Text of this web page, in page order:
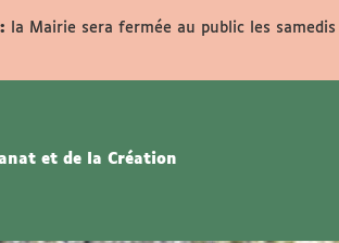
la Mairie sera fermée au public les samedis
et de la Création